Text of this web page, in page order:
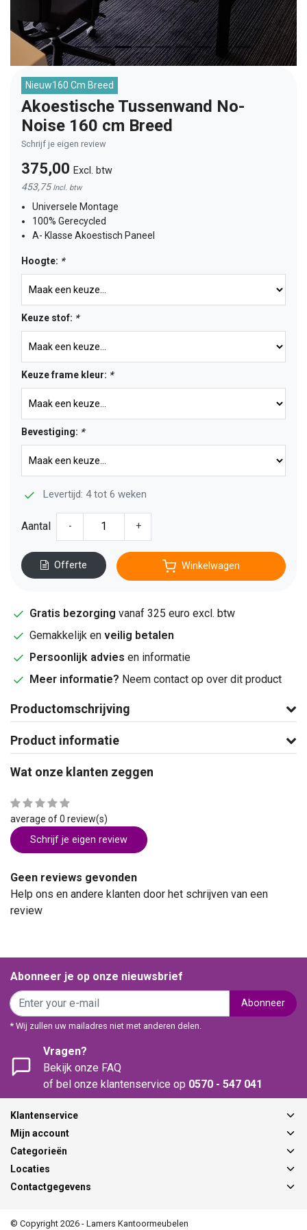
Nieuw160 Cm Breed
Akoestische Tussenwand No-
Noise 160 cm Breed
Schrijf je eigen review
375,00 Excl. btw
453,75Incl. btw
Universele Montage
100% Gerecycled
A- Klasse Akoestisch Paneel
Hoogte: *
Keuze stof: *
Keuze frame kleur: *
Bevestiging: *
Levertijd: 4 tot 6 weken
Aantal - +
Offerte Winkelwagen
Gratis bezorging vanaf 325 euro excl. btw
Gemakkelijk en veilig betalen
Persoonlijk advies en informatie
Meer informatie? Neem contact op over dit product
Productomschrijving
Product informatie
Wat onze klanten zeggen
average of 0 review(s)
Schrijf je eigen review
Geen reviews gevonden
Help ons en andere klanten door het schrijven van een
review
Abonneer je op onze nieuwsbrief
Abonneer
* Wij zullen uw mailadres niet met anderen delen.
Vragen?
Bekijk onze FAQ
of bel onze klantenservice op 0570 - 547 041
Klantenservice
Mijn account
Categorieën
Locaties
Contactgegevens
© Copyright 2026 - Lamers Kantoormeubelen